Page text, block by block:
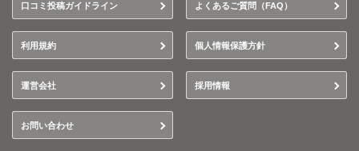
口コミ投稿ガイドライン よくあるご質問（FAQ）
利用規約 個人情報保護方針
運営会社 採用情報
お問い合わせ